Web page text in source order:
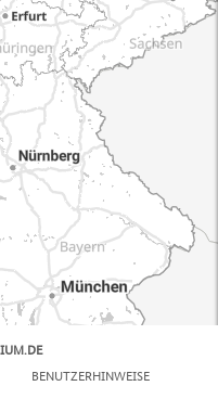
BENUTZERHINWEISE